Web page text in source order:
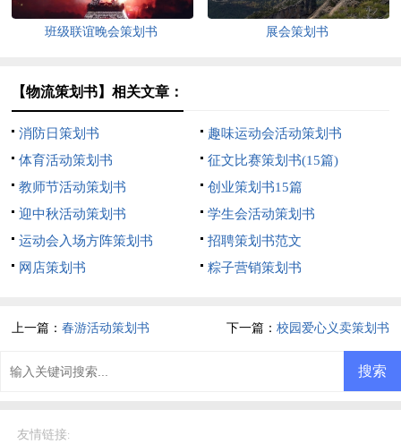
班级联谊晚会策划书 展会策划书
【物流策划书】相关文章：
消防日策划书
趣味运动会活动策划书
体育活动策划书
征文比赛策划书(15篇)
教师节活动策划书
创业策划书15篇
迎中秋活动策划书
学生会活动策划书
运动会入场方阵策划书
招聘策划书范文
网店策划书
粽子营销策划书
上一篇：春游活动策划书 下一篇： 校园爱心义卖策划书
友情链接: